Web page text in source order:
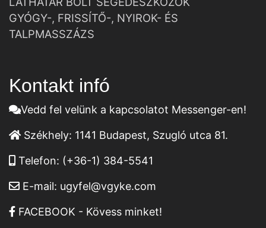
GYÓGY-, FRISSÍTŐ-, NYIROK- ÉS
TALPMASSZÁZS
Kontakt infó
Vedd fel velünk a kapcsolatot Messenger-en!
Székhely: 1141 Budapest, Szugló utca 81.
Telefon: (+36-1) 384-5541
E-mail: ugyfel@vgyke.com
FACEBOOK - Kövess minket!